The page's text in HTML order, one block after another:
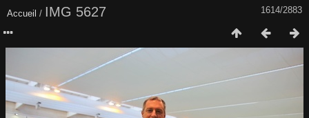
1614/2883
Accueil / IMG 5627